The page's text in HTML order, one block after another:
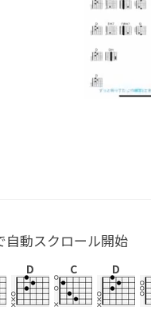
自動スクロール開始
D C D